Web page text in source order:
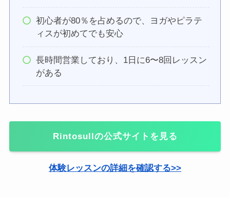
初心者が80％を占めるので、ヨガやピラテ
ィスが初めてでも安心
長時間営業しており、1日に6〜8回レッスン
がある
Rintosull の公式サイトを見る
体験レッスンの詳細を確認する>>